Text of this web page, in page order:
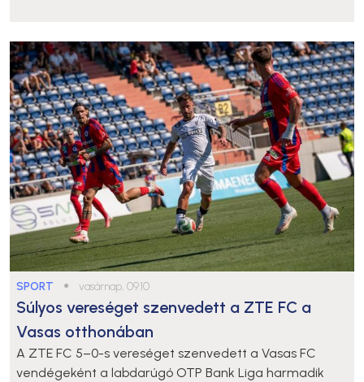
SPORT ● vasárnap, 09:10
Súlyos vereséget szenvedett a ZTE FC a
Vasas otthonában
A ZTE FC 5–0-s vereséget szenvedett a Vasas FC
vendégeként a labdarúgó OTP Bank Liga harmadik